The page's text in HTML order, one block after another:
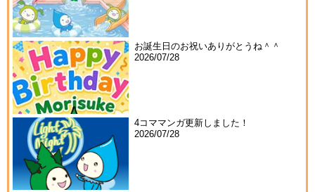
お誕生日のお祝いありがとうね＾＾
2026/07/28
4コママンガ更新しました！
2026/07/28